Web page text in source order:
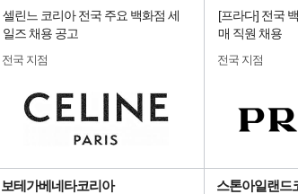
셀린느 코리아 전국 주요 백화점 세
일즈 채용 공고
전국 지점
[프라다] 전국
매 직원 채용
전국 지점
보테가베네타코리아 스톤아일랜드